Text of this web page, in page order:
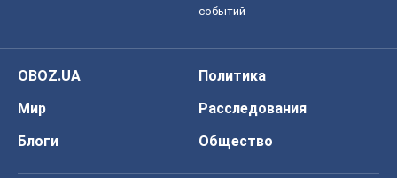
событий
OBOZ.UA
Политика
Мир
Расследования
Блоги
Общество